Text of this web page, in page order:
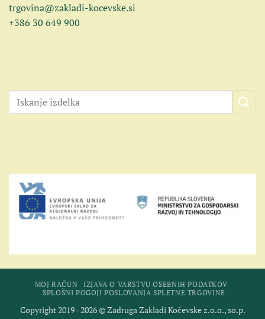
trgovina@zakladi-kocevske.si
+386 30 649 900
MOJ RAČUN IZJAVA O VARSTVU OSEBNIH PODATKOV
SPLOŠNI POGOJI POSLOVANJA SPLETNE TRGOVINE
Copyright 2019 - 2026 © Zadruga Zakladi Kočevske z.o.o., so.p.